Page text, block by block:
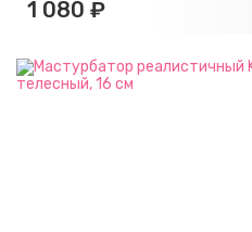
1 080 ₽